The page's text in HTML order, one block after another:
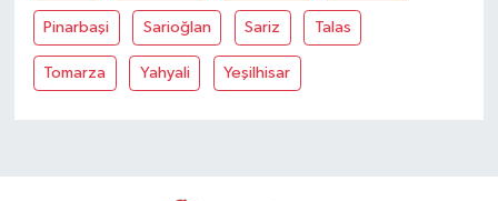
Pinarbaşi Sarioğlan Sariz Talas
Tomarza Yahyali Yeşilhisar